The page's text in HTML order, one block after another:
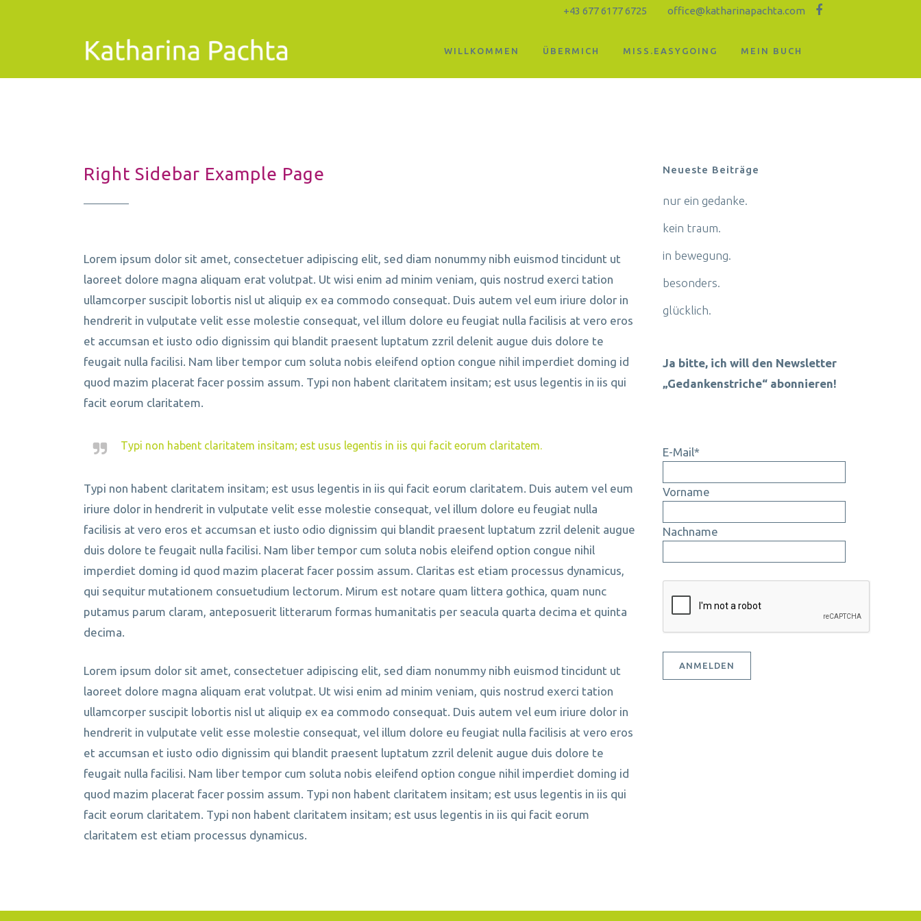
+43 677 6177 6725 office@katharinapachta.com
WILLKOMMEN ÜBERMICH MISS.EASYGOING MEIN BUCH
Right Sidebar Example Page
Lorem ipsum dolor sit amet, consectetuer adipiscing elit, sed diam nonummy nibh euismod tincidunt ut
laoreet dolore magna aliquam erat volutpat. Ut wisi enim ad minim veniam, quis nostrud exerci tation
ullamcorper suscipit lobortis nisl ut aliquip ex ea commodo consequat. Duis autem vel eum iriure dolor in
hendrerit in vulputate velit esse molestie consequat, vel illum dolore eu feugiat nulla facilisis at vero eros
et accumsan et iusto odio dignissim qui blandit praesent luptatum zzril delenit augue duis dolore te
feugait nulla facilisi. Nam liber tempor cum soluta nobis eleifend option congue nihil imperdiet doming id
quod mazim placerat facer possim assum. Typi non habent claritatem insitam; est usus legentis in iis qui
facit eorum claritatem.
Typi non habent claritatem insitam; est usus legentis in iis qui facit eorum claritatem.
Typi non habent claritatem insitam; est usus legentis in iis qui facit eorum claritatem. Duis autem vel eum
iriure dolor in hendrerit in vulputate velit esse molestie consequat, vel illum dolore eu feugiat nulla
facilisis at vero eros et accumsan et iusto odio dignissim qui blandit praesent luptatum zzril delenit augue
duis dolore te feugait nulla facilisi. Nam liber tempor cum soluta nobis eleifend option congue nihil
imperdiet doming id quod mazim placerat facer possim assum. Claritas est etiam processus dynamicus,
qui sequitur mutationem consuetudium lectorum. Mirum est notare quam littera gothica, quam nunc
putamus parum claram, anteposuerit litterarum formas humanitatis per seacula quarta decima et quinta
decima.
Lorem ipsum dolor sit amet, consectetuer adipiscing elit, sed diam nonummy nibh euismod tincidunt ut
laoreet dolore magna aliquam erat volutpat. Ut wisi enim ad minim veniam, quis nostrud exerci tation
ullamcorper suscipit lobortis nisl ut aliquip ex ea commodo consequat. Duis autem vel eum iriure dolor in
hendrerit in vulputate velit esse molestie consequat, vel illum dolore eu feugiat nulla facilisis at vero eros
et accumsan et iusto odio dignissim qui blandit praesent luptatum zzril delenit augue duis dolore te
feugait nulla facilisi. Nam liber tempor cum soluta nobis eleifend option congue nihil imperdiet doming id
quod mazim placerat facer possim assum. Typi non habent claritatem insitam; est usus legentis in iis qui
facit eorum claritatem. Typi non habent claritatem insitam; est usus legentis in iis qui facit eorum
claritatem est etiam processus dynamicus.
Neueste Beiträge
nur ein gedanke.
kein traum.
in bewegung.
besonders.
glücklich.
Ja bitte, ich will den Newsletter
„Gedankenstriche“ abonnieren!
E-Mail*
Vorname
Nachname
ANMELDEN